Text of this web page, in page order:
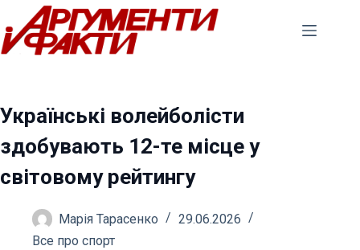
Перейти
до
вмісту
Українські волейболісти
здобувають 12-те місце у
світовому рейтингу
Марія Тарасенко
29.06.2026
Все про спорт